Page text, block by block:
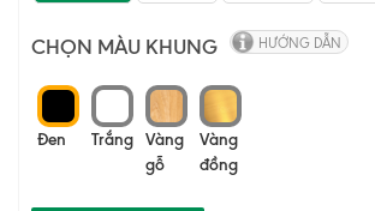
CHỌN MÀU KHUNG HƯỚNG DẪN
Đen Trắng Vàng
gỗ
Vàng
đồng